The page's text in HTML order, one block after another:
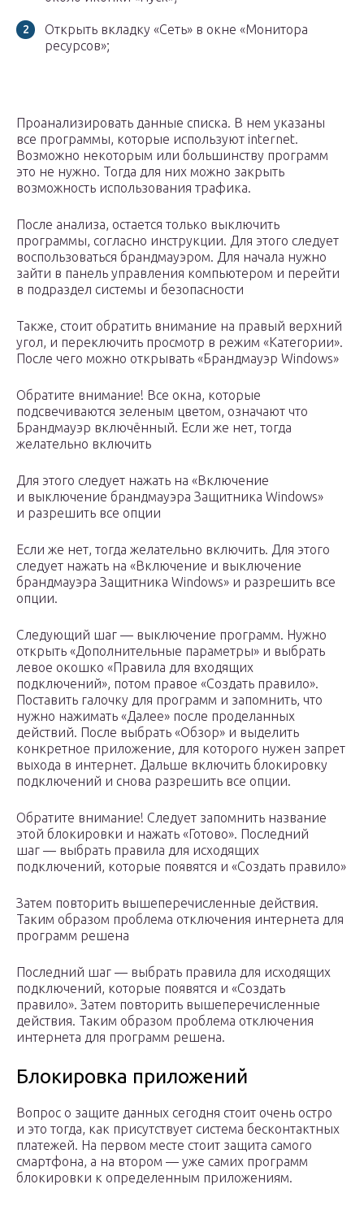
Открыть вкладку «Сеть» в окне «Монитора
ресурсов»;
Проанализировать данные списка. В нем указаны
все программы, которые используют internet.
Возможно некоторым или большинству программ
это не нужно. Тогда для них можно закрыть
возможность использования трафика.
После анализа, остается только выключить
программы, согласно инструкции. Для этого следует
воспользоваться брандмауэром. Для начала нужно
зайти в панель управления компьютером и перейти
в подраздел системы и безопасности
Также, стоит обратить внимание на правый верхний
угол, и переключить просмотр в режим «Категории».
После чего можно открывать «Брандмауэр Windows»
Обратите внимание! Все окна, которые
подсвечиваются зеленым цветом, означают что
Брандмауэр включённый. Если же нет, тогда
желательно включить
Для этого следует нажать на «Включение
и выключение брандмауэра Защитника Windows»
и разрешить все опции
Если же нет, тогда желательно включить. Для этого
следует нажать на «Включение и выключение
брандмауэра Защитника Windows» и разрешить все
опции.
Следующий шаг — выключение программ. Нужно
открыть «Дополнительные параметры» и выбрать
левое окошко «Правила для входящих
подключений», потом правое «Создать правило».
Поставить галочку для программ и запомнить, что
нужно нажимать «Далее» после проделанных
действий. После выбрать «Обзор» и выделить
конкретное приложение, для которого нужен запрет
выхода в интернет. Дальше включить блокировку
подключений и снова разрешить все опции.
Обратите внимание! Следует запомнить название
этой блокировки и нажать «Готово». Последний
шаг — выбрать правила для исходящих
подключений, которые появятся и «Создать правило»
Затем повторить вышеперечисленные действия.
Таким образом проблема отключения интернета для
программ решена
Последний шаг — выбрать правила для исходящих
подключений, которые появятся и «Создать
правило». Затем повторить вышеперечисленные
действия. Таким образом проблема отключения
интернета для программ решена.
Блокировка приложений
Вопрос о защите данных сегодня стоит очень остро
и это тогда, как присутствует система бесконтактных
платежей. На первом месте стоит защита самого
смартфона, а на втором — уже самих программ
блокировки к определенным приложениям.